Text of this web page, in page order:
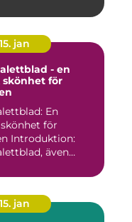
15. jan
- en
för
En
för
även
15. jan